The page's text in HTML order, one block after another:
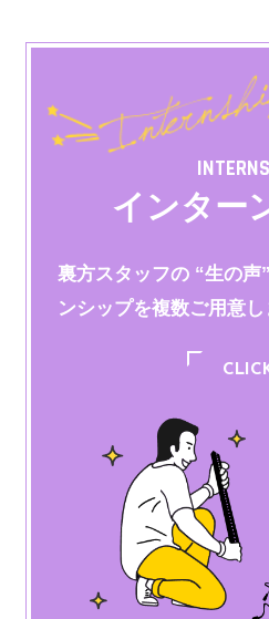
インター
裏方スタッフの “生の声
ンシップを複数ご用意し